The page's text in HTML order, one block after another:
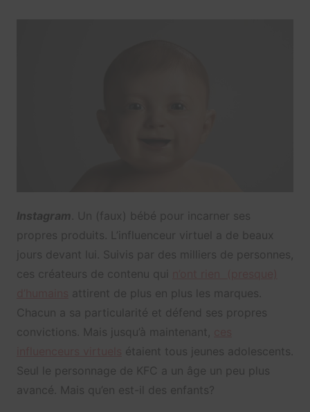
Instagram . Un (faux) bébé pour incarner ses
propres produits. L’influenceur virtuel a de beaux
jours devant lui. Suivis par des milliers de personnes,
ces créateurs de contenu qui
attirent de plus en plus les marques.
Chacun a sa particularité et défend ses propres
convictions. Mais jusqu’à maintenant,
étaient tous jeunes adolescents.
Seul le personnage de KFC a un âge un peu plus
avancé. Mais qu’en est-il des enfants?